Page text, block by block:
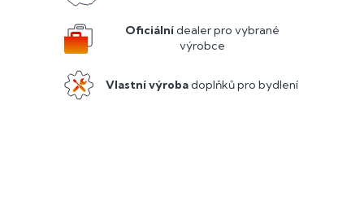
Oficiálnídealer pro vybrané
výrobce
Vlastní výrobadoplňků pro bydlení